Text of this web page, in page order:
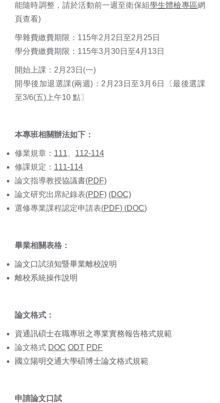
能隨時調整，請於活動前一週至衛保組學生體檢專區網
頁查看)
學雜費繳費期限：115年2月2日至2月25日
學分費繳費期限：115年3月30日至4月13日
開始上課：2月23日(一)
開學後加退選課(兩週)：2月23日至3月6日〔最後選課
至3/6(五)上午10 點〕
本專班相關辦法如下：
修業規章： 111
112-114
修課規定： 111-114
論文指導教授協議書(PDF)
論文研究出席紀錄表(PDF) (DOC)
選修專業課程認定申請表(PDF) (DOC)
畢業相關表格：
論文口試須知暨畢業離校說明
離校系統操作說明
論文格式：
資通訊碩士在職專班之專業實務報告格式規範
論文格式 DOC ODT PDF
國立陽明交通大學碩博士論文格式規範
申請論文口試